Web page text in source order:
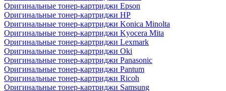
Оригинальные тонер-картриджи Epson
Оригинальные тонер-картриджи HP
Оригинальные тонер-картриджи Konica Minolta
Оригинальные тонер-картриджи Kyocera Mita
Оригинальные тонер-картриджи Lexmark
Оригинальные тонер-картриджи Oki
Оригинальные тонер-картриджи Panasonic
Оригинальные тонер-картриджи Pantum
Оригинальные тонер-картриджи Ricoh
Оригинальные тонер-картриджи Samsung